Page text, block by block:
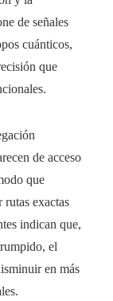
de señales
cuánticos,
que
de acceso
que
rutas exactas
indican que,
el
en más